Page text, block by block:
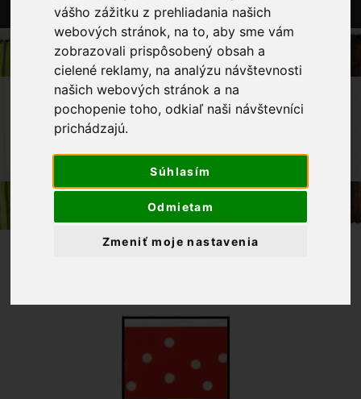
vášho zážitku z prehliadania našich
webových stránok, na to, aby sme vám
zobrazovali prispôsobený obsah a
cielené reklamy, na analýzu návštevnosti
našich webových stránok a na
pochopenie toho, odkiaľ naši návštevníci
prichádzajú.
Súhlasím
Odmietam
Zmeniť moje nastavenia
0
OBCHOD GALANTÉRIA
BODKA-ČERVENÁ